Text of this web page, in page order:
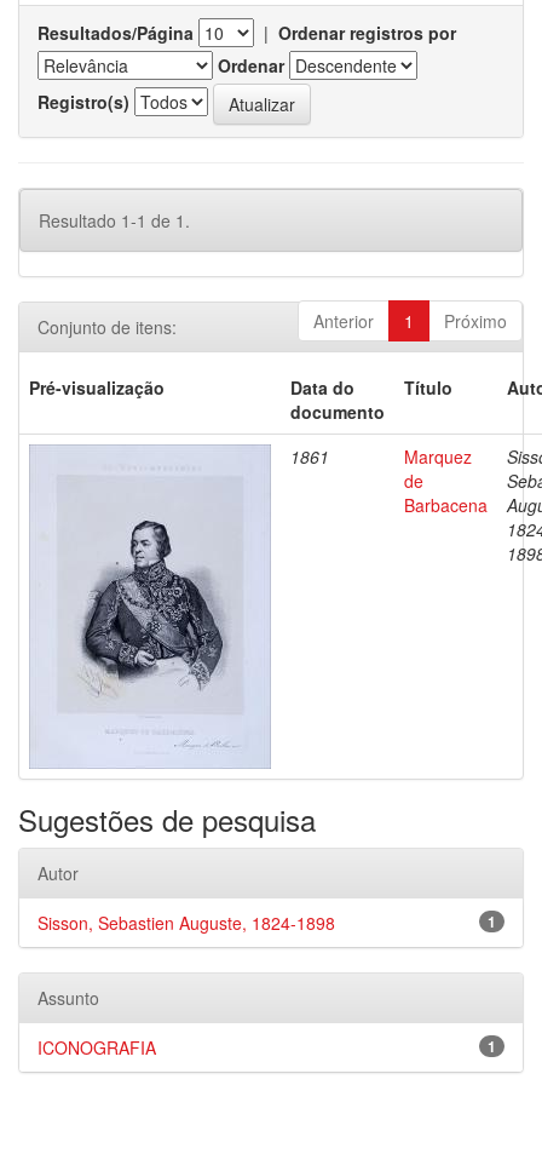
Resultados/Página | Ordenar registros por
Ordenar
Registro(s)
Resultado 1-1 de 1.
Anterior 1 Próximo
Conjunto de itens:
Pré-visualização
Data do
documento
Título
1861
Marquez
de
Barbacena
Sugestões de pesquisa
Autor
1
Sisson, Sebastien Auguste, 1824-1898
Assunto
1
ICONOGRAFIA